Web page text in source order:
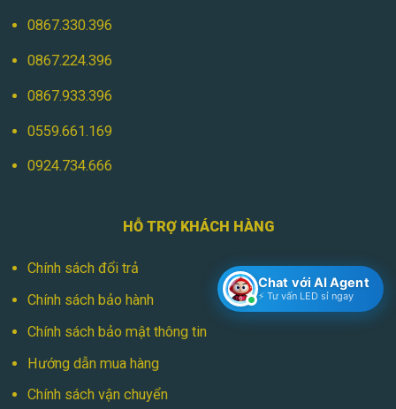
0867.330.396
0867.224.396
0867.933.396
0559.661.169
0924.734.666
HỖ TRỢ KHÁCH HÀNG
Chính sách đổi trả
Chính sách bảo hành
Chính sách bảo mật thông tin
Hướng dẫn mua hàng
Chính sách vận chuyển
Chat với AI Agent
⚡ Tư vấn LED sỉ ngay